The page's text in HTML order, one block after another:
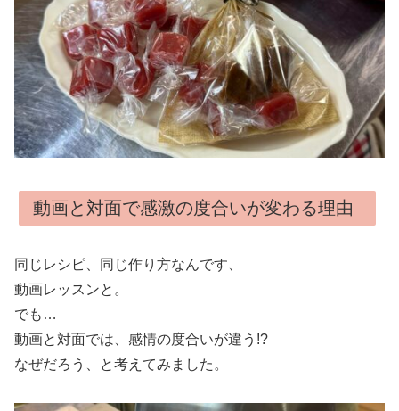
動画と対面で感激の度合いが変わる理由
同じレシピ、同じ作り方なんです、
動画レッスンと。
でも…
動画と対面では、感情の度合いが違う!?
なぜだろう、と考えてみました。